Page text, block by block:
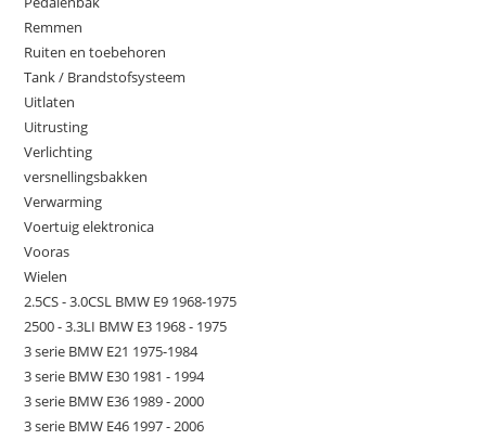
Remmen
Ruiten en toebehoren
Tank / Brandstofsysteem
Uitlaten
Uitrusting
Verlichting
versnellingsbakken
Verwarming
Voertuig elektronica
Vooras
Wielen
2.5CS - 3.0CSL BMW E9 1968-1975
2500 - 3.3LI BMW E3 1968 - 1975
3 serie BMW E21 1975-1984
3 serie BMW E30 1981 - 1994
3 serie BMW E36 1989 - 2000
3 serie BMW E46 1997 - 2006